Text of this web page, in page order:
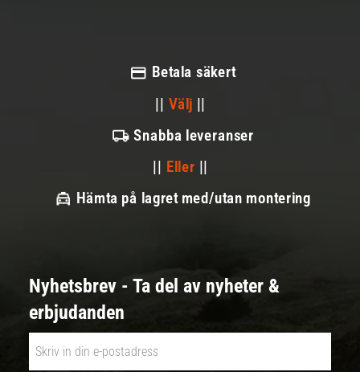
Betala säkert
|| Välj ||
Snabba leveranser
|| Eller ||
Hämta på lagret med/utan montering
Nyhetsbrev - Ta del av nyheter &
erbjudanden